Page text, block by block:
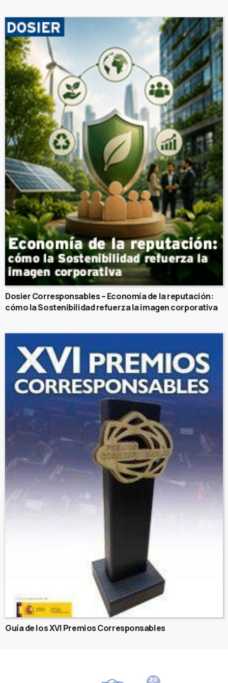
Dosier Corresponsables – Economía de la reputación:
cómo la Sostenibilidad refuerza la imagen corporativa
Guía de los XVI Premios Corresponsables